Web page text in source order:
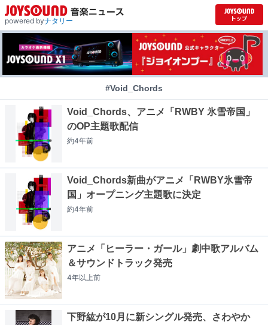
powered byナタリー
#Void_Chords
Void_Chords、アニメ「RWBY 氷雪帝国」
のOP主題歌配信
約4年前
Void_Chords新曲がアニメ「RWBY氷雪帝
国」オープニング主題歌に決定
約4年前
アニメ「ヒーラー・ガール」劇中歌アルバム
＆サウンドトラック発売
4年以上前
下野紘が10月に新シングル発売、さわやか